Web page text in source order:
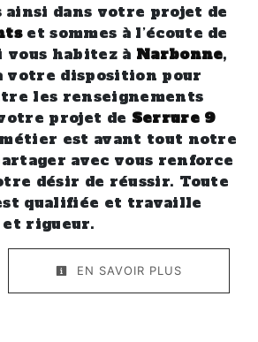
ainsi dans votre projet de
et sommes à l’écoute de
vous habitez à Narbonne,
votre disposition pour
les renseignements
projet de Serrure 9
est avant tout notre
avec vous renforce
désir de réussir. Toute
qualifiée et travaille
rigueur.
EN SAVOIR PLUS